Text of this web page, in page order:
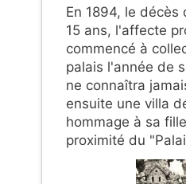
En 1894, le
15 ans, l'affecte
commencé à
palais l'année de
ne connaîtra
ensuite une villa
hommage à sa
proximité du